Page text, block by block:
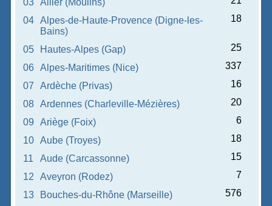
03
Allier (Moulins)
04
Alpes-de-Haute-Provence (Digne-les-
Bains)
18
05 Hautes-Alpes (Gap)
25
06
Alpes-Maritimes (Nice)
337
07
Ardèche (Privas)
16
08
Ardennes (Charleville-Mézières)
20
09
Ariège (Foix)
6
10
Aube (Troyes)
18
11
Aude (Carcassonne)
15
12
Aveyron (Rodez)
7
13
Bouches-du-Rhône (Marseille)
576